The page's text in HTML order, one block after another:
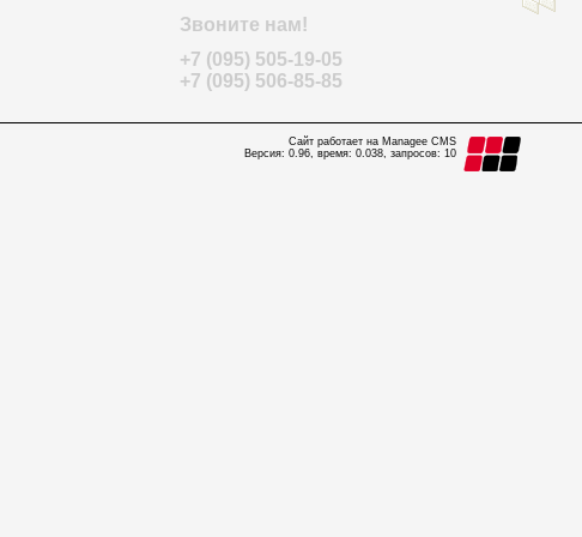
Звоните нам!
+7 (095) 505-19-05
+7 (095) 506-85-85
Сайт работает на Managee CMS
Версия: 0.96, время: 0.038, запросов: 10